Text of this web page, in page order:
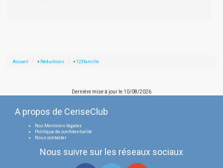
Accueil » Réductions » 123famille
Dernière mise à jour le 10/08/2026
A propos de CeriseClub
Nos Mentions légales
Politique de confidentialité
Nous contacter
Nous suivre sur les réseaux sociaux